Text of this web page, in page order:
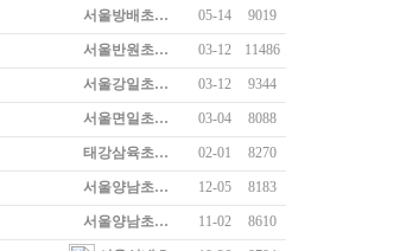
서울방배초… 05-14 9019
서울반원초… 03-12 11486
서울강일초… 03-12 9344
서울면일초… 03-04 8088
태강삼육초… 02-01 8270
서울양남초… 12-05 8183
서울양남초… 11-02 8610